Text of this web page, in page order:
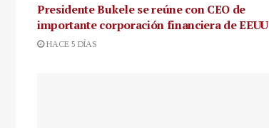
Presidente Bukele se reúne con CEO de
importante corporación financiera de EEUU
HACE 5 DÍAS